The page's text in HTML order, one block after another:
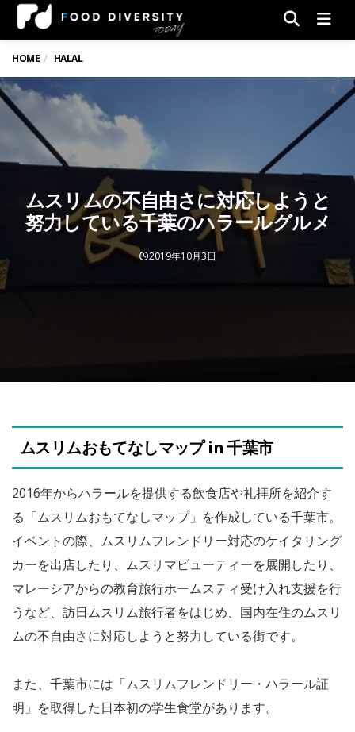
HOME HALAL
ムスリムの不自由さに対応しようと
努力している千葉のハラールグルメ
2019年10月3日
ムスリムおもてなしマップ in 千葉市
2016年からハラールを提供する飲食店や礼拝所を紹介す
る「ムスリムおもてなしマップ」を作成している千葉市。
イベントの際、ムスリムフレンドリー対応のケイタリング
カーを出店したり、ムスリマビューティーを展開したり、
マレーシアからの教育旅行ホームスティ受け入れ支援を行
うなど、訪日ムスリム旅行者をはじめ、国内在住のムスリ
ムの不自由さに対応しようと努力している街です。
また、千葉市には「ムスリムフレンドリー・ハラール証
明」を取得した日本初の学生食堂があります。